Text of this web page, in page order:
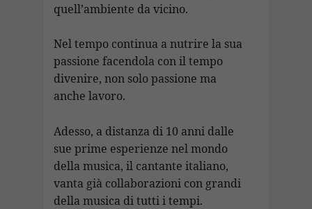
quell’ambiente da vicino.
Nel tempo continua a nutrire la sua
passione facendola con il tempo
divenire, non solo passione ma
anche lavoro.
Adesso, a distanza di 10 anni dalle
sue prime esperienze nel mondo
della musica, il cantante italiano,
vanta già collaborazioni con grandi
della musica di tutti i tempi.